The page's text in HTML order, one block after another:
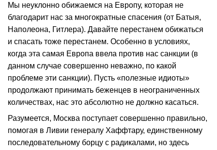
Мы неуклонно обижаемся на Европу, которая не
благодарит нас за многократные спасения (от Батыя,
Наполеона, Гитлера). Давайте перестанем обижаться
и спасать тоже перестанем. Особенно в условиях,
когда эта самая Европа ввела против нас санкции (в
данном случае совершенно неважно, по какой
проблеме эти санкции). Пусть «полезные идиоты»
продолжают принимать беженцев в неограниченных
количествах, нас это абсолютно не должно касаться.
Разумеется, Москва поступает совершенно правильно,
помогая в Ливии генералу Хаффтару, единственному
последовательному борцу с радикалами, но здесь